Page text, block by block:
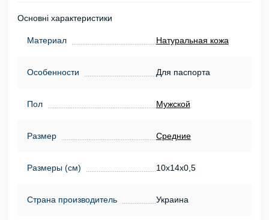
Основні характеристики
Материал Натуральная кожа
Особенности Для паспорта
Пол Мужской
Размер Средние
Размеры (см) 10х14х0,5
Страна производитель Украина